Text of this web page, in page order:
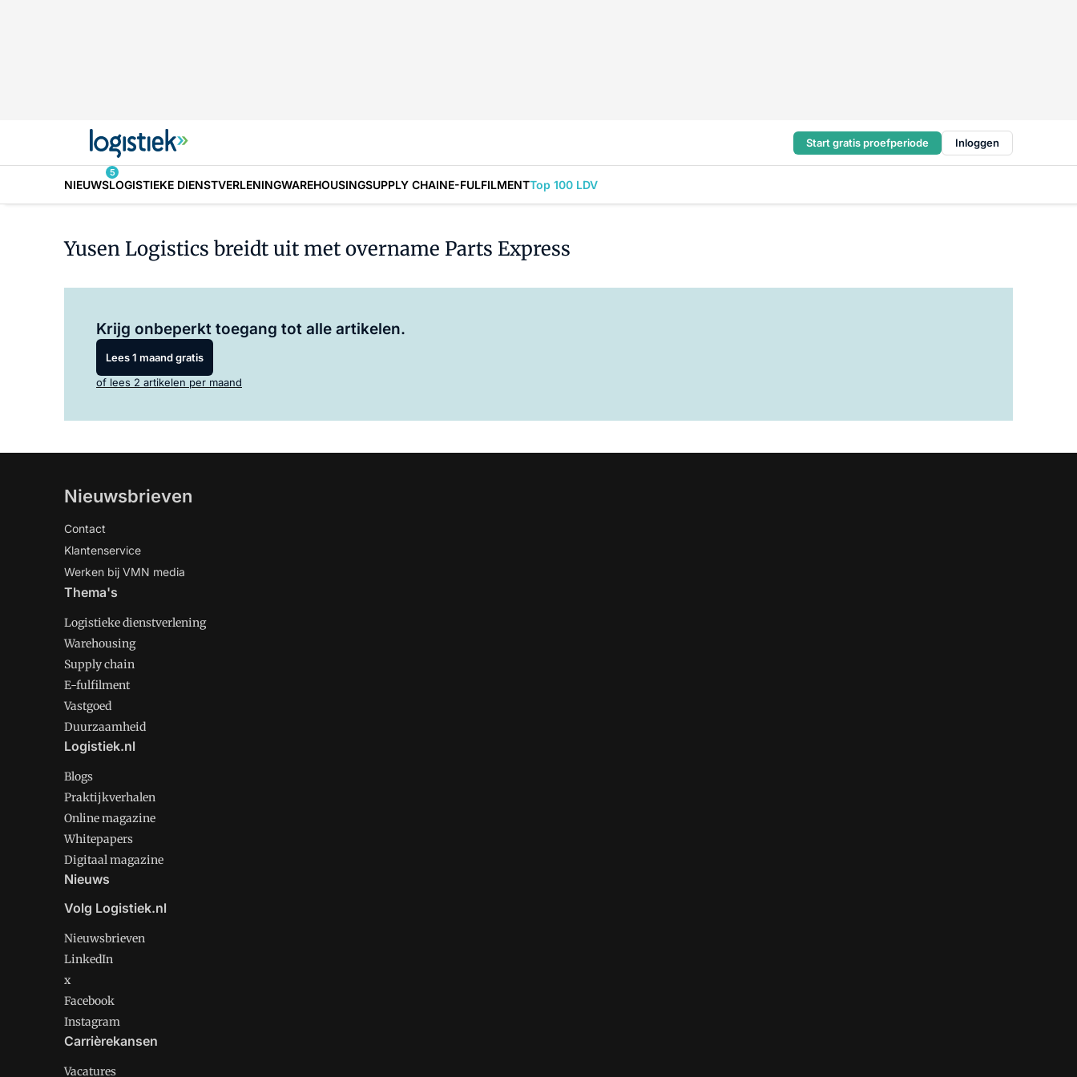
Start gratis proefperiode Inloggen
NIEUWS
5
LOGISTIEKE DIENSTVERLENINGWAREHOUSINGSUPPLY CHAINE-FULFILMENTTop 100 LDV
Yusen Logistics breidt uit met overname Parts Express
Krijg onbeperkt toegang tot alle artikelen.
Lees 1 maand gratis
of lees 2 artikelen per maand
Nieuwsbrieven
Contact
Klantenservice
Werken bij VMN media
Thema's
Logistieke dienstverlening
Warehousing
Supply chain
E-fulfilment
Vastgoed
Duurzaamheid
Logistiek.nl
Blogs
Praktijkverhalen
Online magazine
Whitepapers
Digitaal magazine
Nieuws
Volg Logistiek.nl
Nieuwsbrieven
LinkedIn
x
Facebook
Instagram
Carrièrekansen
Vacatures